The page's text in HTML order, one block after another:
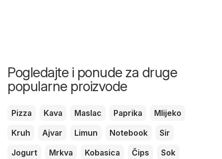
Pogledajte i ponude za druge
popularne proizvode
Pizza Kava Maslac Paprika
Mlijeko
Kruh
Ajvar Limun Notebook
Sir
Jogurt
Mrkva Kobasica Čips
Sok